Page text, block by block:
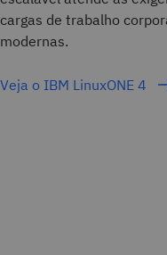
cargas de trabalho
modernas.
Veja o IBM LinuxONE 4